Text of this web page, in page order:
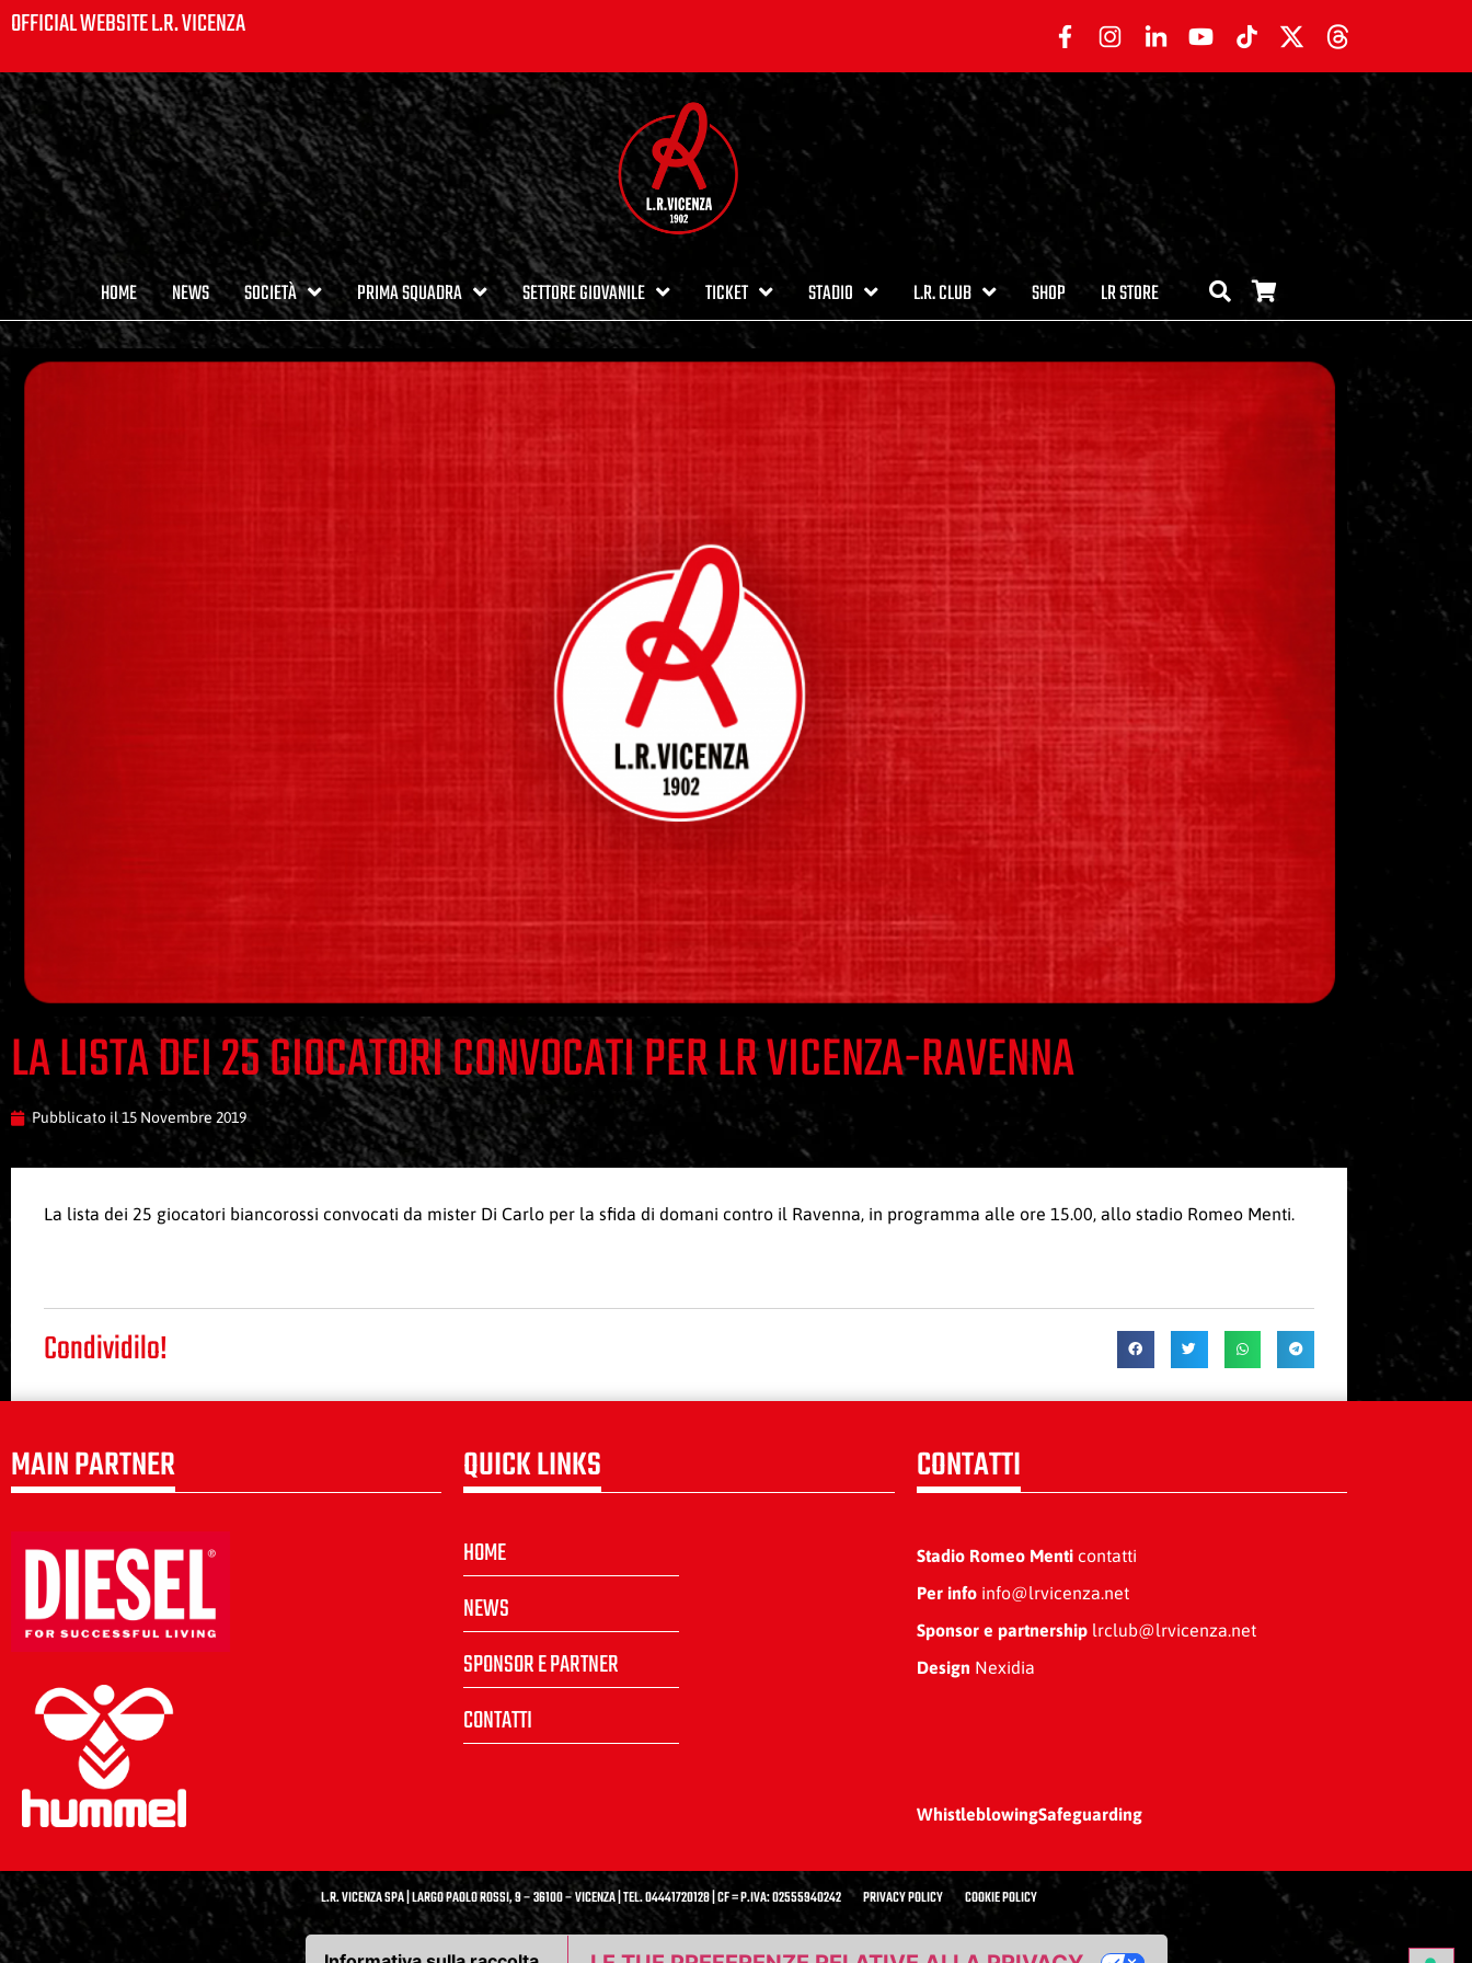
OFFICIAL WEBSITE L.R. VICENZA
HOME NEWS SOCIETÀ PRIMA SQUADRA SETTORE GIOVANILE TICKET STADIO L.R. CLUB SHOP LR STORE
LA LISTA DEI 25 GIOCATORI CONVOCATI PER LR VICENZA-RAVENNA
Pubblicato il15 Novembre 2019
La lista dei 25 giocatori biancorossi convocati da mister Di Carlo per la sfida di domani contro il Ravenna, in programma alle ore 15.00, allo stadio Romeo Menti.
Condividilo!
MAIN PARTNER QUICK LINKS
HOME
NEWS
SPONSOR E PARTNER
CONTATTI
CONTATTI
Stadio Romeo Menticontatti
Per infoinfo@lrvicenza.net
Sponsor e partnershiplrclub@lrvicenza.net
Design Nexidia
WhistleblowingSafeguarding
L.R. VICENZA SPA | LARGO PAOLO ROSSI, 9 – 36100 – VICENZA | TEL. 04441720128 | CF = P.IVA: 02555940242 PRIVACY POLICY COOKIE POLICY